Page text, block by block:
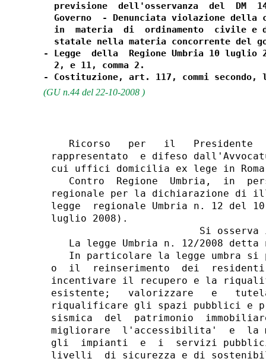
previsione  dell'osservanza  del  DM
Governo  - Denunciata violazione della
in  materia  di  ordinamento  civile e
statale nella materia concorrente del
- Legge  della  Regione Umbria 10 luglio
  2, e 11, comma 2.
(GU n.44 del 22-10-2008 )
Ricorso   per   il   Presidente   del   Consiglio   dei  ministri,
rappresentato  e difeso dall'Avvocatura generale dello Stato presso i
cui uffici domicilia ex lege in Roma, alla via dei Portoghesi, 12;
   Contro  Regione  Umbria,  in  persona  del Presidente della Giunta
regionale per la dichiarazione di illegittimita' costituzionale della
legge  regionale Umbria n. 12 del 10 luglio 2008 (B.u.r. n. 33 del 16
luglio 2008).
                         Si osserva in fatto
   La legge Umbria n. 12/2008 detta norme per i centri storici.
   In particolare la legge umbra si propone di favorire la permanenza
o  il  reinserimento  dei  residenti  e  degli  operatori  economici;
incentivare il recupero e la riqualificazione del patrimonio edilizio
esistente;   valorizzare   e   tutelare   gli   edifici   di  pregio;
riqualificare gli spazi pubblici e privati; ridurre la vulnerabilita'
sismica  del  patrimonio  immobiliare  e  la  vulnerabilita'  urbana;
migliorare  l'accessibilita'  e  la mobilita'; adeguare i fabbricati,
gli  impianti  e  i  servizi pubblici, al fine di conseguire adeguati
livelli  di sicurezza e di sostenibilita' ambientale, con particolare
riguardo  per il risparmio energetico, l'uso contenuto delle risorse,
la  riduzione  degli  inquinamenti  e la cura estetica dei manufatti;
raggiungere,  negli  spazi pubblici, livelli di sicurezza adeguati ai
bisogni  delle  diverse  fasce  di  eta'  e dei soggetti diversamente
abili;   mantenere,  insediare  e  valorizzare  attivita'  artigiane,
turistico-ricettive,  direzionali,  commerciali, di servizi, sociali,
ricreative,  culturali  e  artistiche;  curare  l'immagine del centro
storico  come  componente  del paesaggio; migliorare la fruizione dei
beni  culturali  e dei luoghi storico-artistici; individuare percorsi
culturali  e  museali  definendo modalita' di gestione che assicurino
l'autofinanziamento;  realizzazione  di punti informativi quali porte
di accesso ai servizi e alle reti turistico-ricettive.
   Determinati comuni, con popolazione superiore a diecimila abitanti
o  il  cui  centro storico sia piu' ampio di 14 ettari, sono tenuti a
redigere  un  quadro strategico di valorizzazione dei centri storici.
Per  i  restanti  comuni  la  redazione  del quadro strategico non e'
obbligatorio.
   All'interno  dei centri storici, possono essere individuati ambiti
di  rivitalizzazione  prioritaria (ARP), tra quelli caratterizzati da
degrado  edilizio,  urbanistico,  ambientale,  economico,  sociale  e
funzionale.  In  tali  ambiti  i  comuni  possono  attuare  programmi
urbanistici,   piani   attuativi   e   programmi   urbani   complessi
comprendenti   interventi   di  restauro,  risanamento  conservativo,
ristrutturazione edilizia o urbanistica di edifici od isolati.
                        Si osserva in diritto
   Della   legge   regionale   de   quo   non  e'  indicata  la  base
costituzionale; si deve pertanto procedere per ipotesi, per ritornare
sull'argomento quando la regione avra' dispiegato le proprie ragioni.
   Si  prendono  pertanto  in esame le possibili basi costituzionali,
per  poi  verificare  se la potesta' legislativa, nella ipotesi della
sua sussistenza, sia stata esercitata correttamente.
   La    legge   regionale   presenta   aspetti   di   illegittimita'
costituzionale  relativamente  a numerose disposizioni che di seguito
saranno  richiamate  in relazione ai parametri costituzionali ed alle
norme interposte.
   La  valorizzazione  (e  prima  ancora,  sia  pure nominalmente, la
tutela,  cui  la  legge  regionale dedica accenni) dei centri storici
viene  perseguita  dalla  legge  medesima  in  una  prospettiva tutta
interna  al governo del territorio, prescindendo dalla considerazione
dell'esistenza  dalla  normativa  statale  in  materia  di  tutela  e
valorizzazione  del  patrimonio culturale (Codice dei Beni culturali,
d.lgs. 22 gennaio 2004, n. 42) che disciplina obbiettivi, strumenti e
moduli   procedimentali   di   esercizio   delle  relative  attivita'
amministrative.
   Dal  punto  di  vista  delle  qualificazioni  giuridiche, i centri
storici  sono,  prima  di  tutto,  un'importantissima  componente del
patrimonio culturale, quale luogo privilegiato di ubicazione dei beni
culturali,   individuati   con  provvedimenti  statali  (mediante  le
dichiarazioni    di    interesse   storico-artistico,   archeologico,
storico-relazionale  e, per i beni di appartenenza pubblica, mediante
le  corrispondenti verifiche dell'interesse culturale) e disciplinati
dalle disposizioni della Parte II del Codice dei beni culturali e del
paesaggio.  I centri storici sono quindi da considerarsi alla stregua
di  «beni culturali complessi», tutelabili nell'insieme a prescindere
dalla   qualificazione  dei  singoli  immobili  rinvenibili  al  loro
interno, inoltre, di regola, essi stessi, nel loro insieme, sono beni
paesaggistici,  ai  sensi  delle  disposizioni  della  Parte  III del
predetto  Codice, il quale ribadisce che, nell'ambito della tipologia
dei  beni  paesaggistici  costituita da «i complessi di cose immobili
che  compongono